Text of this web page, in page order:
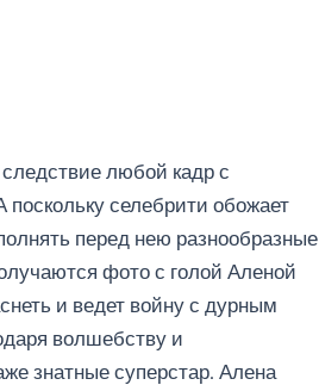
любой кадр с
селебрити обожает
перед нею разнообразные
фото с голой Аленой
и ведет войну с дурным
волшебству и
знатные суперстар. Алена